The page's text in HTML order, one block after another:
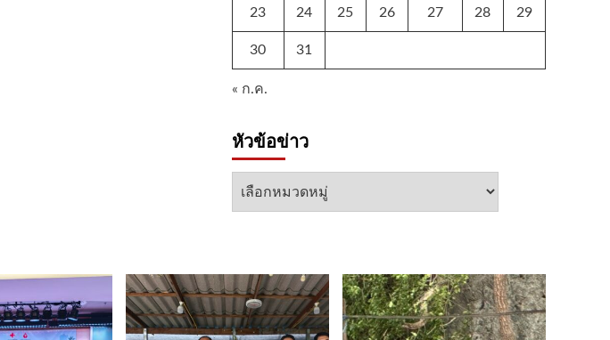
23 24 25 26 27 28 29
30 31
« ก.ค.
หัวข้อข่าว
หัวข้อ